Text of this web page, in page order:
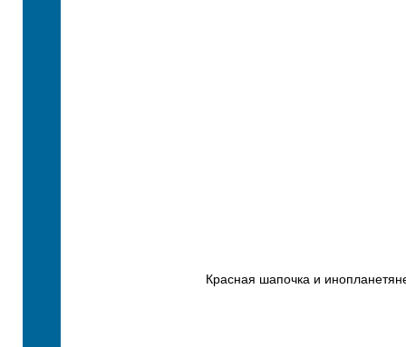
Красная шапочка и